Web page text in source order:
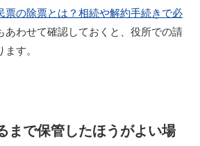
票の除票とは？相続や解約手続きで必
あわせて確認しておくと、役所での請
す。
まで保管したほうがよい場